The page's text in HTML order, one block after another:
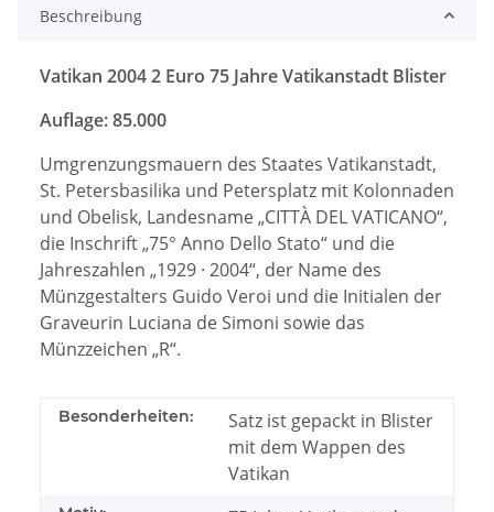
Beschreibung
Vatikan 2004 2 Euro 75 Jahre Vatikanstadt Blister
Auflage: 85.000
Umgrenzungsmauern des Staates Vatikanstadt,
St. Petersbasilika und Petersplatz mit Kolonnaden
und Obelisk, Landesname „CITTÀ DEL VATICANO“,
die Inschrift „75° Anno Dello Stato“ und die
Jahreszahlen „1929 · 2004“, der Name des
Münzgestalters Guido Veroi und die Initialen der
Graveurin Luciana de Simoni sowie das
Münzzeichen „R“.
Besonderheiten:
Satz ist gepackt in Blister
mit dem Wappen des
Vatikan